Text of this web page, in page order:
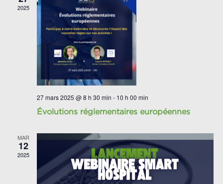
2025
27 mars 2025 @ 8 h 30 min - 10 h 00 min
Évolutions réglementaires européennes
MAR
12
2025